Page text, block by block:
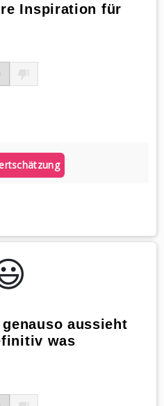
Inspiration für
aussieht
was